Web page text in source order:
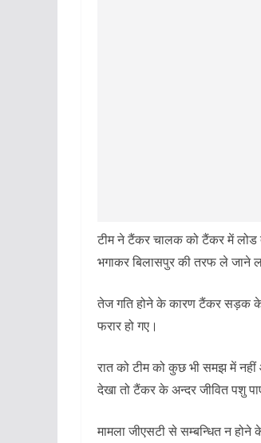
टीम ने टैंकर चालक को टैंकर में
भगाकर बिलासपुर की तरफ ले जाने
तेज गति होने के कारण टैंकर सड़क के
फरार हो गए।
रात को टीम को कुछ भी समझ में
देखा तो टैंकर के अन्दर जीवित पशु
मामला जीएसटी से सम्बन्धित न